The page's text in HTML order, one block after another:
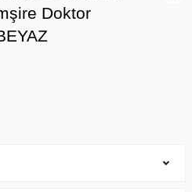
Doktor